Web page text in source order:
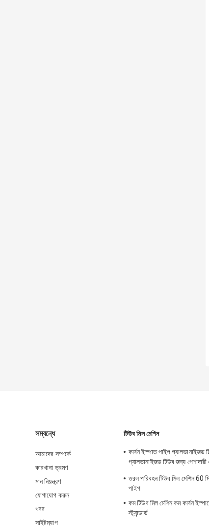
সম্বন্ধে
আমাদের সম্পর্কে
কারখানা ভ্রমণ
মান নিয়ন্ত্রণ
যোগাযোগ করুন
খবর
সাইটম্যাপ
টিউব মিল মেশিন
কার্বন ইস্পাত পাইপ গ্যালভানাইজড
গ্যালভানাইজড টিউব জন্য
তরল পরিবহন টিউব মিল মেশিন 60
পাইপ
কম টিউব মিল মেশিন কম কার্বন
স্ট্যান্ডার্ড